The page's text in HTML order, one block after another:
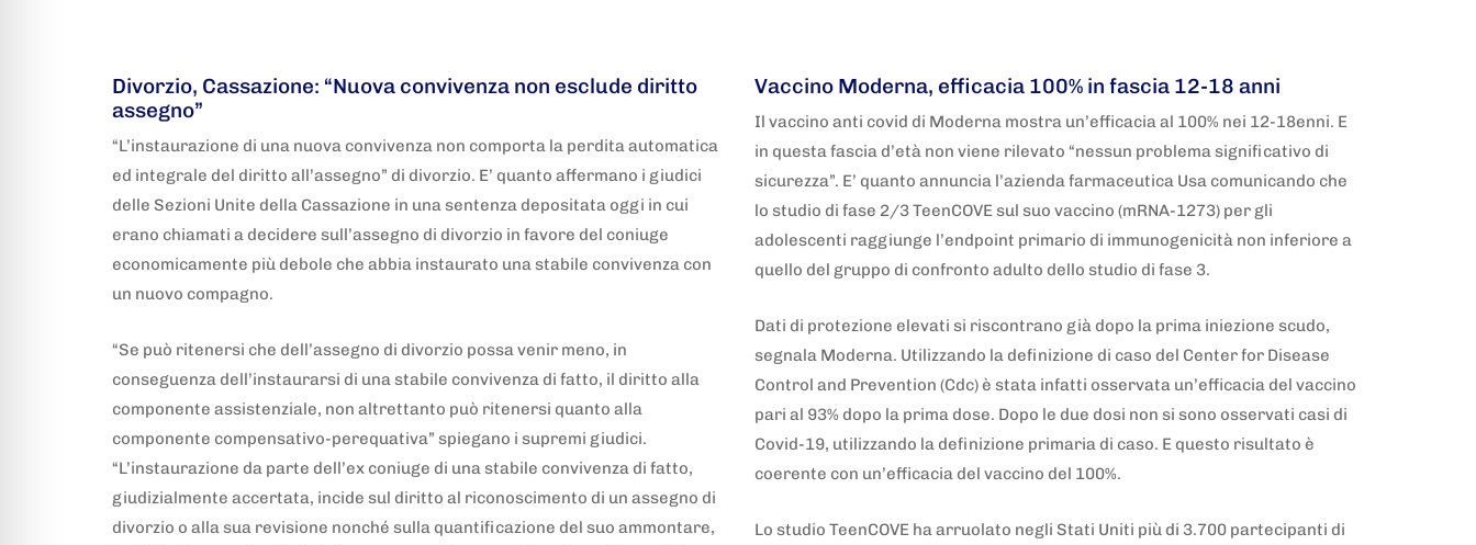
Divorzio, Cassazione: “Nuova convivenza non esclude diritto
assegno”
“L’instaurazione di una nuova convivenza non comporta la perdita automatica
ed integrale del diritto all’assegno” di divorzio. E’ quanto affermano i giudici
delle Sezioni Unite della Cassazione in una sentenza depositata oggi in cui
erano chiamati a decidere sull’assegno di divorzio in favore del coniuge
economicamente più debole che abbia instaurato una stabile convivenza con
un nuovo compagno.
“Se può ritenersi che dell’assegno di divorzio possa venir meno, in
conseguenza dell’instaurarsi di una stabile convivenza di fatto, il diritto alla
componente assistenziale, non altrettanto può ritenersi quanto alla
componente compensativo-perequativa” spiegano i supremi giudici.
“L’instaurazione da parte dell’ex coniuge di una stabile convivenza di fatto,
giudizialmente accertata, incide sul diritto al riconoscimento di un assegno di
divorzio o alla sua revisione nonché sulla quantificazione del suo ammontare,
Vaccino Moderna, efficacia 100% in fascia 12-18 anni
Il vaccino anti covid di Moderna mostra un’efficacia al 100% nei 12-18enni. E
in questa fascia d’età non viene rilevato “nessun problema significativo di
sicurezza”. E’ quanto annuncia l’azienda farmaceutica Usa comunicando che
lo studio di fase 2/3 TeenCOVE sul suo vaccino (mRNA-1273) per gli
adolescenti raggiunge l’endpoint primario di immunogenicità non inferiore a
quello del gruppo di confronto adulto dello studio di fase 3.
Dati di protezione elevati si riscontrano già dopo la prima iniezione scudo,
segnala Moderna. Utilizzando la definizione di caso del Center for Disease
Control and Prevention (Cdc) è stata infatti osservata un’efficacia del vaccino
pari al 93% dopo la prima dose. Dopo le due dosi non si sono osservati casi di
Covid-19, utilizzando la definizione primaria di caso. E questo risultato è
coerente con un’efficacia del vaccino del 100%.
Lo studio TeenCOVE ha arruolato negli Stati Uniti più di 3.700 partecipanti di